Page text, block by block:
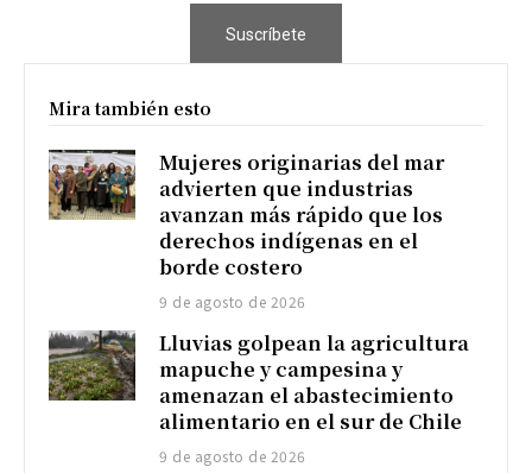
Suscríbete
Mira también esto
Mujeres originarias del mar
advierten que industrias
avanzan más rápido que los
derechos indígenas en el
borde costero
9 de agosto de 2026
Lluvias golpean la agricultura
mapuche y campesina y
amenazan el abastecimiento
alimentario en el sur de Chile
9 de agosto de 2026